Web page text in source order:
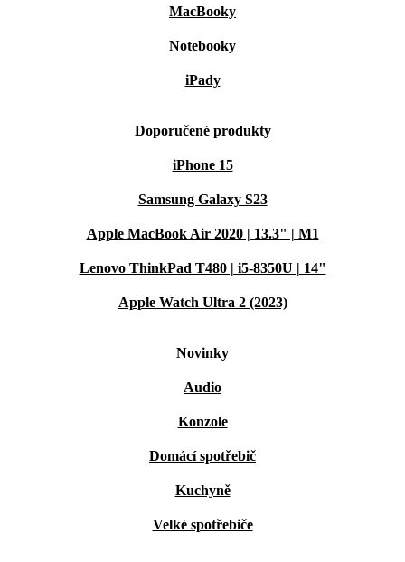
MacBooky
Notebooky
iPady
Doporučené produkty
iPhone 15
Samsung Galaxy S23
Apple MacBook Air 2020 | 13.3" | M1
Lenovo ThinkPad T480 | i5-8350U | 14"
Apple Watch Ultra 2 (2023)
Novinky
Audio
Konzole
Domácí spotřebič
Kuchyně
Velké spotřebiče